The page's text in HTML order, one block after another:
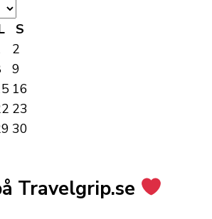
S
2
9
16
23
30
Travelgrip.se